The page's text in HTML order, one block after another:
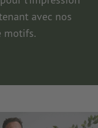
avec nos
motifs.